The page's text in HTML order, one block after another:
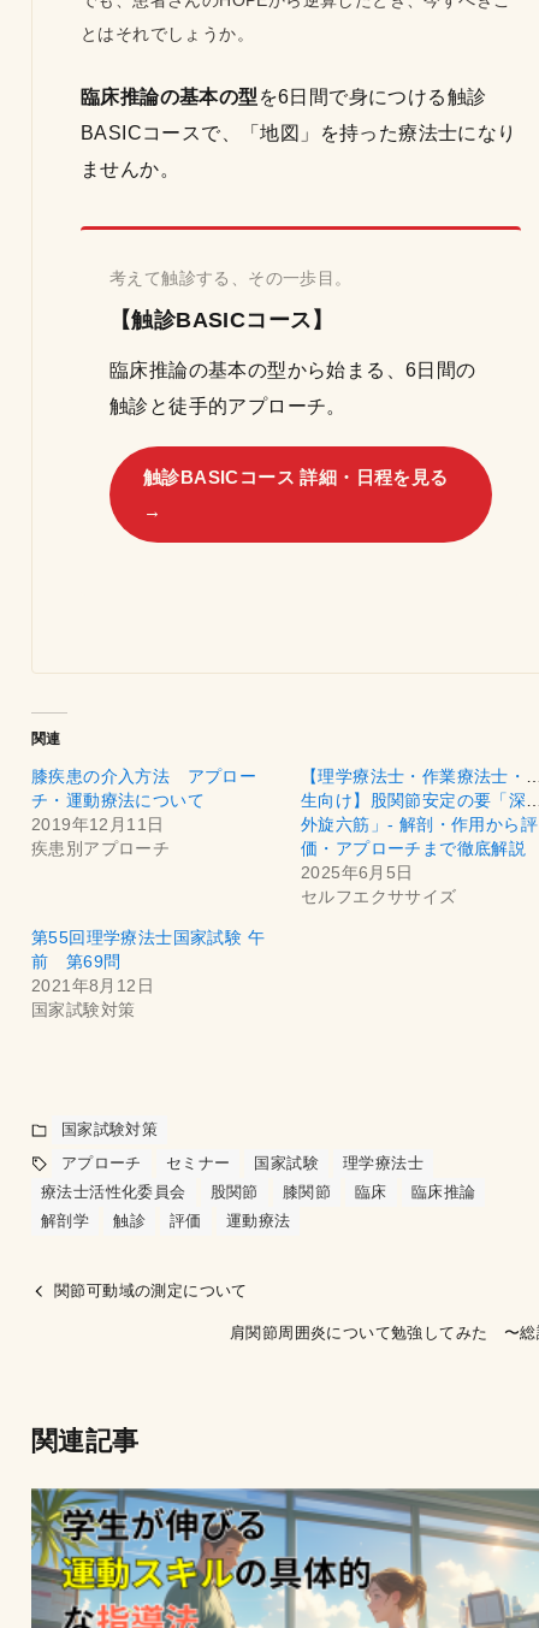
とはそれでしょうか。
臨床推論の基本の型 を6日間で身につける触診
BASICコースで、「地図」を持った療法士になり
ませんか。
考えて触診する、その一歩目。
【触診BASICコース】
臨床推論の基本の型から始まる、6日間の
触診と徒手的アプローチ。
触診BASICコース 詳細・日程を見る
→
関連
膝疾患の介入方法 アプロー
チ・運動療法について
2019年12月11日
疾患別アプローチ
【理学療法士・作業療法士・
生向け】股関節安定の要「深
外旋六筋」- 解剖・作用から評
価・アプローチまで徹底解説
2025年6月5日
セルフエクササイズ
第55回理学療法士国家試験 午
前 第69問
2021年8月12日
国家試験対策
国家試験対策
アプローチ
セミナー 国家試験
理学療法士
療法士活性化委員会
股関節 膝関節 臨床
臨床推論
解剖学
触診 評価 運動療法
関節可動域の測定について
肩関節周囲炎について勉強してみた 〜総
関連記事